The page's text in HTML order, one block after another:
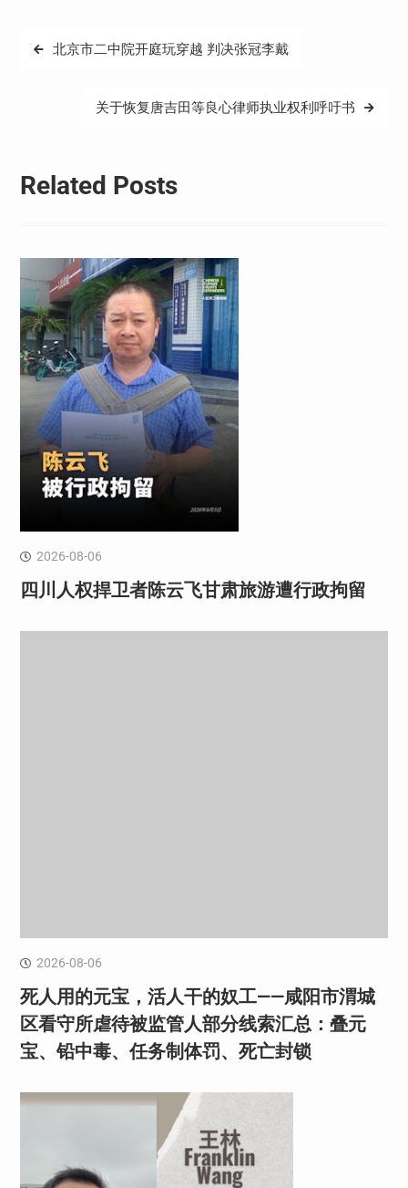
文
北京市二中院开庭玩穿越 判决张冠李戴
关于恢复唐吉田等良心律师执业权利呼吁书
Related Posts
2026-08-06
四川人权捍卫者陈云飞甘肃旅游遭行政拘留
2026-08-06
死人用的元宝，活人干的奴工——咸阳市渭城
区看守所虐待被监管人部分线索汇总：叠元
宝、铅中毒、任务制体罚、死亡封锁